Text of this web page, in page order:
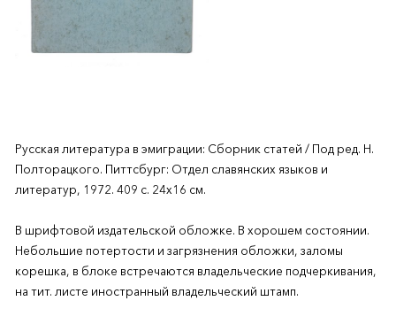
Русская литература в эмиграции: Сборник статей / Под ред. Н.
Полторацкого. Питтсбург: Отдел славянских языков и
литератур, 1972. 409 с. 24х16 см.
В шрифтовой издательской обложке. В хорошем состоянии.
Небольшие потертости и загрязнения обложки, заломы
корешка, в блоке встречаются владельческие подчеркивания,
на тит. листе иностранный владельческий штамп.